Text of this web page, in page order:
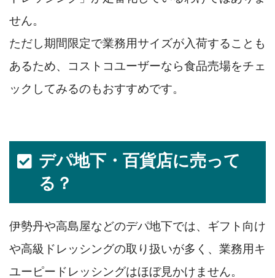
せん。
ただし期間限定で業務用サイズが入荷することも
あるため、コストコユーザーなら食品売場をチェ
ックしてみるのもおすすめです。
デパ地下・百貨店に売って
る？
伊勢丹や高島屋などのデパ地下では、ギフト向け
や高級ドレッシングの取り扱いが多く、業務用キ
ユーピードレッシングはほぼ見かけません。